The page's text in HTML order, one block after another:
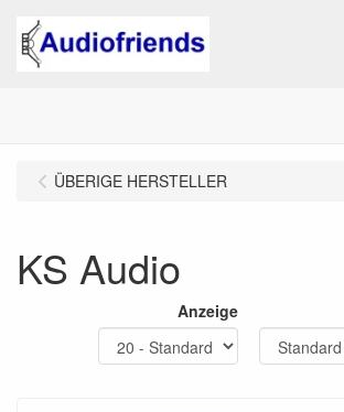
ÜBERIGE HERSTELLER
KS Audio
Anzeige